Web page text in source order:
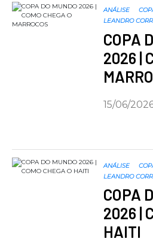
ANÁLISE
LEANDRO
COPA
2026 |
15/06/
ANÁLISE
LEANDRO
COPA
2026 |
HAITI